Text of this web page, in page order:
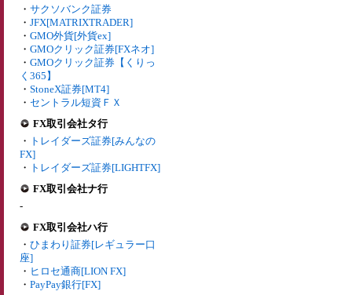
・ サクソバンク証券
・ JFX[MATRIXTRADER]
・ GMO外貨[外貨ex]
・ GMOクリック証券[FXネオ]
・ GMOクリック証券【くりっ
く365】
・ StoneX証券[MT4]
・ セントラル短資ＦＸ
FX取引会社タ行
・ トレイダーズ証券[みんなの
FX]
・ トレイダーズ証券[LIGHTFX]
FX取引会社ナ行
-
FX取引会社ハ行
・ ひまわり証券[レギュラー口
座]
・ ヒロセ通商[LION FX]
・ PayPay銀行[FX]